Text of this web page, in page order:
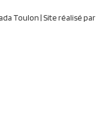
Toulon | Site réalisé par